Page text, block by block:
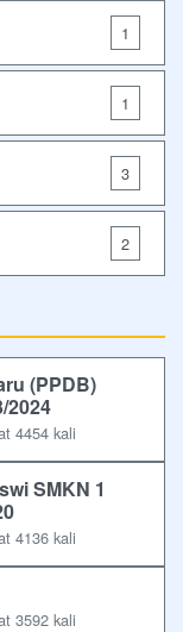
1
1
3
2
(PPDB)
2024
4454 kali
SMKN 1
4136 kali
3592 kali